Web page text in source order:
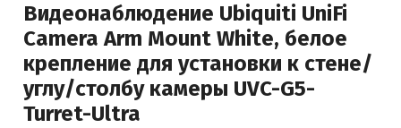
Видеонаблюдение Ubiquiti UniFi
Camera Arm Mount White, белое
крепление для установки к стене/
углу/столбу камеры UVC-G5-
Turret-Ultra